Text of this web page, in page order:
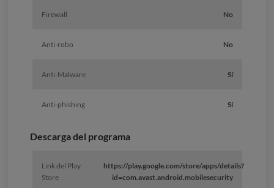
Firewall No
Anti-robo No
Anti-Malware Sí
Anti-phishing Sí
Descarga del programa
Link del Play
Store
https://play.google.com/store/apps/details?
id=com.avast.android.mobilesecurity